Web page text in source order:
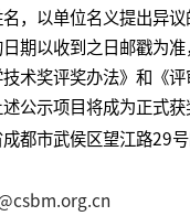
，以单位名义提出异
期以收到之日邮戳为准
术奖评奖办法》和《
公示项目将成为正式获
都市武侯区望江路29